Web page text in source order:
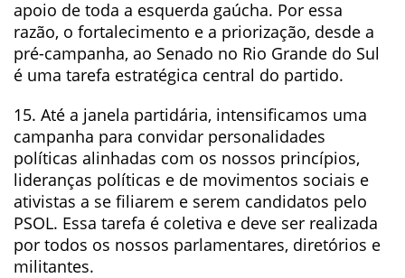
apoio de toda a esquerda gaúcha. Por essa
razão, o fortalecimento e a priorização, desde a
pré-campanha, ao Senado no Rio Grande do Sul
é uma tarefa estratégica central do partido.
15. Até a janela partidária, intensificamos uma
campanha para convidar personalidades
políticas alinhadas com os nossos princípios,
lideranças políticas e de movimentos sociais e
ativistas a se filiarem e serem candidatos pelo
PSOL. Essa tarefa é coletiva e deve ser realizada
por todos os nossos parlamentares, diretórios e
militantes.